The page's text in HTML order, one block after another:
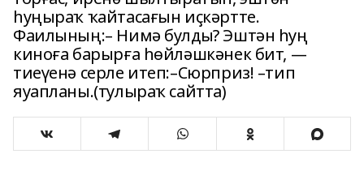
һуңыраҡ ҡайтасағын иҫкәртте.
Фаилының:– Нимә булды? Эштән һуң
киноға барырға һөйләшкәнек бит, —
тиеүенә серле итеп:–Сюрприз! –тип
яуапланы.(тулыраҡ сайтта)